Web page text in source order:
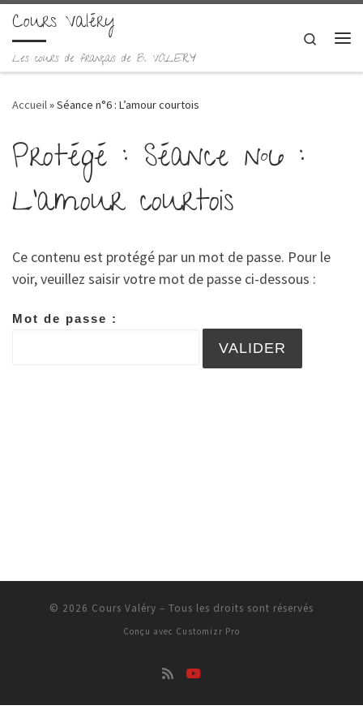
Skip to content
Cours Valéry
Les cours de français de B. VALERY
Search
Accueil»Séance n°6 : L’amour courtois
Protégé : Séance n°6 :
L’amour courtois
Ce contenu est protégé par un mot de passe. Pour le
voir, veuillez saisir votre mot de passe ci-dessous :
Mot de passe :
© 2026 Cours Valéry – Tous les droits sont réservés
Conçu avec Customizr Pro